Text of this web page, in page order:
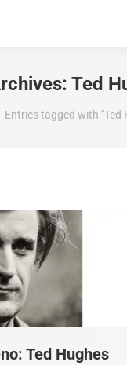
Ted
Entries tagged with "Ted
Ted Hughes